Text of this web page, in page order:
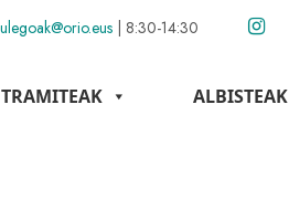
| 8:30-14:30
TRAMITEAK ALBISTEAK